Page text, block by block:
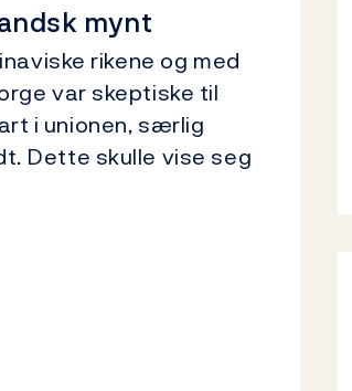
mynt
rikene og med
var skeptiske til
i unionen, særlig
Dette skulle vise seg